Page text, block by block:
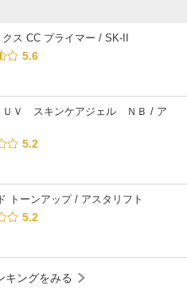
クス CC プライマー / SK-II
5.6
ＵＶ スキンケアジェル ＮＢ / ア
5.2
トーンアップ / アスタリフト
5.2
キングをみる